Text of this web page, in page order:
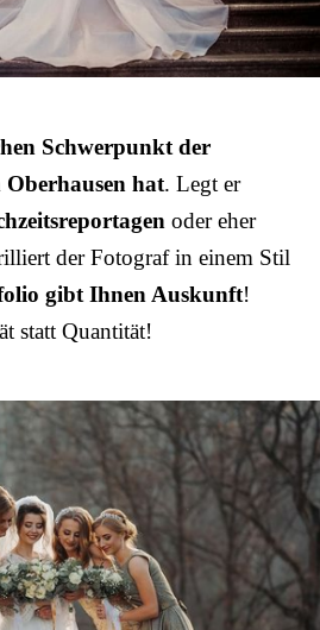
Schwerpunkt der
hat. Legt er
oder eher
der Fotograf in einem Stil
gibt Ihnen Auskunft!
statt Quantität!